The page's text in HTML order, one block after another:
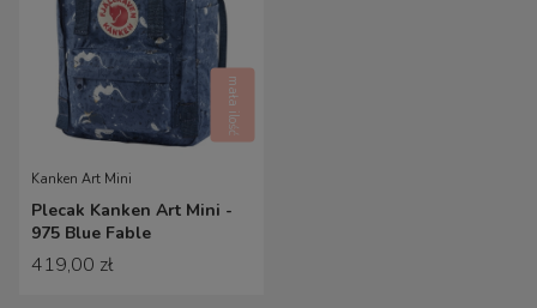
mała ilość
Kanken Art Mini
Plecak Kanken Art Mini -
975 Blue Fable
419,00 zł